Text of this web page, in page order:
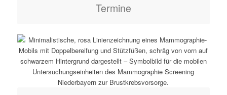
Termine